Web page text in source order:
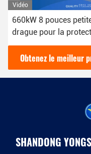
Vidéo
Modèle de drague à
aspiration de coupe
tuyaux de 12 pouces
une puissance de 200
mètres cubes par
Obtenez le meilleur
SHANDONG